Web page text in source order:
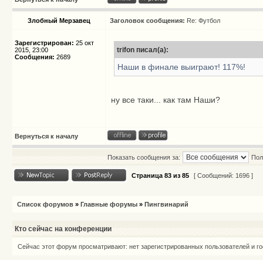
Злобный Мерзавец Заголовок сообщения: Re: Футбол
Зарегистрирован: 25 окт
2015, 23:00
Сообщения: 2689
trifon писал(а):
Наши в финале выиграют! 117%!
ну все таки... как там Наши?
Вернуться к началу
Показать сообщения за:
Страница 83 из 85 [ Сообщений: 1696 ]
Список форумов » Главные форумы » Пингвинарий
Кто сейчас на конференции
Сейчас этот форум просматривают: нет зарегистрированных пользователей и